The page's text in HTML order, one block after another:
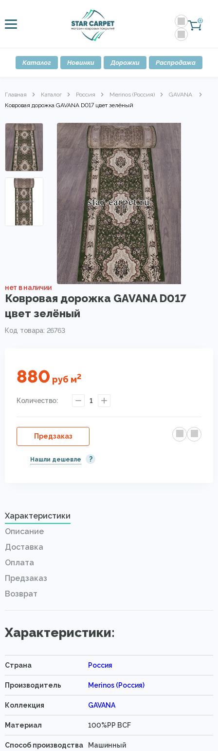
0
Каталог Новинки Дорожки Распродажа
Главная Каталог Россия Merinos (Россия)
GAVANA
Ковровая дорожка GAVANA D017 цвет зелёный
нет в наличии
Ковровая дорожка GAVANA D017
цвет зелёный
Код товара: 26763
880 руб м2
Количество: 1
Предзаказ
Нашли дешевле ?
Характеристики
Описание
Доставка
Оплата
Предзаказ
Возврат
Характеристики:
Страна Россия
Производитель Merinos (Россия)
Коллекция GAVANA
Материал 100%PP BCF
Способ производства Машинный